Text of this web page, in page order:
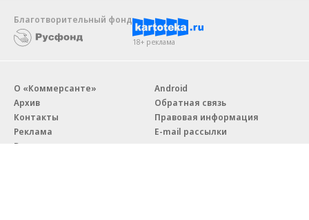
Благотворительный фонд
18+ реклама
О «Коммерсанте»
Архив
Контакты
Реклама
Вакансии
Android
Обратная связь
Правовая информация
E-mail рассылки